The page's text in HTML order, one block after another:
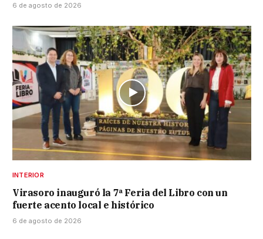
6 de agosto de 2026
INTERIOR
Virasoro inauguró la 7ª Feria del Libro con un
fuerte acento local e histórico
6 de agosto de 2026